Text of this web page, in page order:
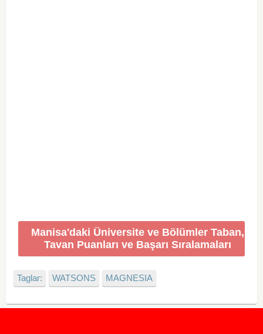
Manisa'daki Üniversite ve Bölümler Taban,
Tavan Puanları ve Başarı Sıralamaları
Taglar: WATSONS MAGNESIA